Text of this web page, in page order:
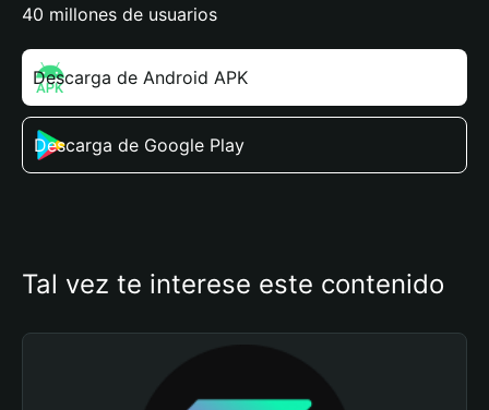
40 millones de usuarios
Descarga de Android APK
Descarga de Google Play
Tal vez te interese este contenido